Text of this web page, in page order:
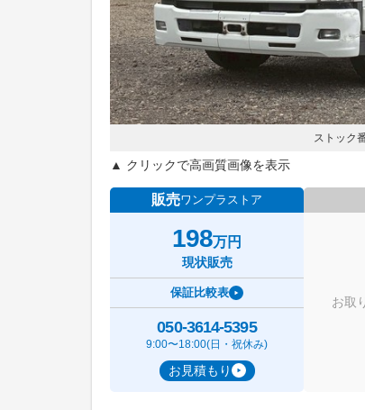
ストック
▲ クリックで高画質画像を表示
販売ワンプラストア
198万円
現状販売
保証比較表
050-3614-5395
9:00〜18:00(日・祝休み)
お見積もり
お取